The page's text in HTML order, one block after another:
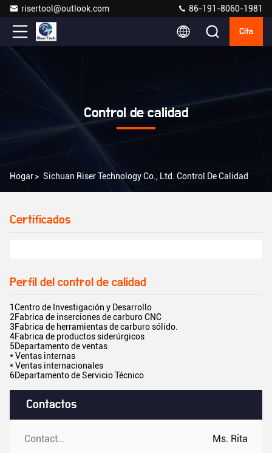
risertool@outlook.com 86-191-8060-1981
Cita
Control de calidad
Hogar> Sichuan Riser Technology Co., Ltd. Control De Calidad
Contactos
Contactos: Ms. Rita
Certificados
Perfil del control de calidad
1Centro de Investigación y Desarrollo
2Fabrica de inserciones de carburo CNC
3Fabrica de herramientas de carburo sólido.
4Fabrica de productos siderúrgicos
5Departamento de ventas
* Ventas internas
* Ventas internacionales
6Departamento de Servicio Técnico